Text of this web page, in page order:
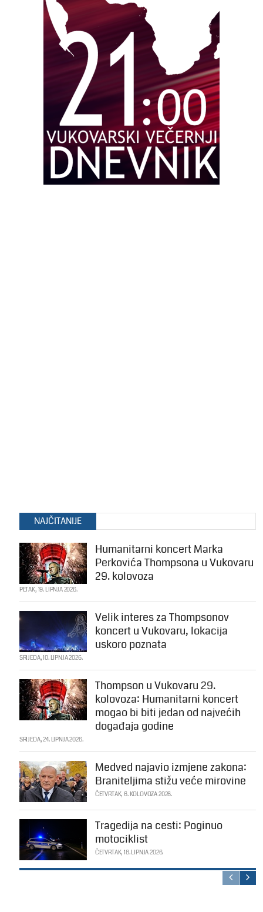
NAJČITANIJE
Humanitarni koncert Marka
Perkovića Thompsona u Vukovaru
29. kolovoza
PETAK, 19. LIPNJA 2026.
Velik interes za Thompsonov
koncert u Vukovaru, lokacija
uskoro poznata
SRIJEDA, 10. LIPNJA 2026.
Thompson u Vukovaru 29.
kolovoza: Humanitarni koncert
mogao bi biti jedan od najvećih
događaja godine
SRIJEDA, 24. LIPNJA 2026.
Medved najavio izmjene zakona:
Braniteljima stižu veće mirovine
ČETVRTAK, 6. KOLOVOZA 2026.
Tragedija na cesti: Poginuo
motociklist
ČETVRTAK, 18. LIPNJA 2026.